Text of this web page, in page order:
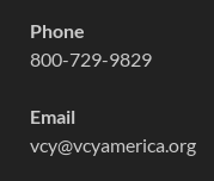
Phone
800-729-9829
Email
vcy@vcyamerica.org